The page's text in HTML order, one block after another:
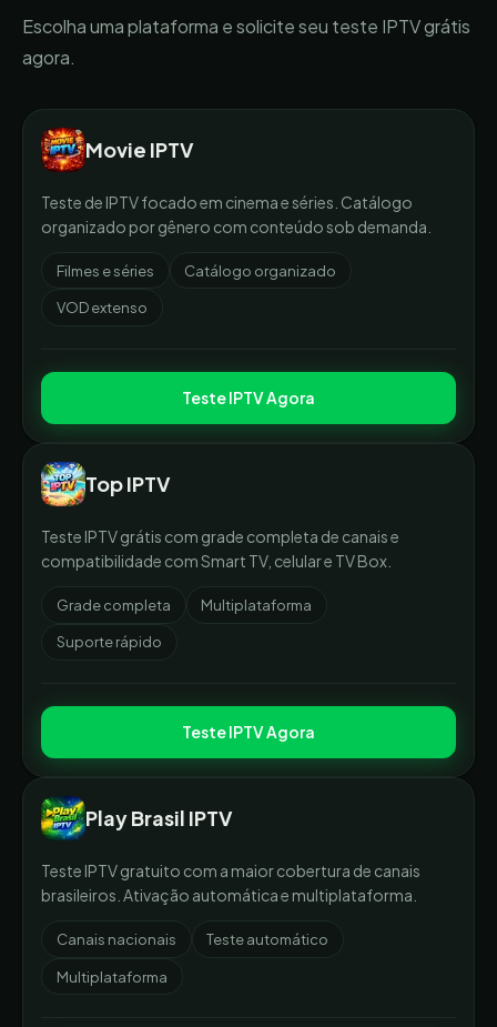
Escolha uma plataforma e solicite seu teste IPTV grátis
agora.
Movie IPTV
Teste de IPTV focado em cinema e séries. Catálogo
organizado por gênero com conteúdo sob demanda.
Filmes e séries Catálogo organizado
VOD extenso
Teste IPTV Agora
Top IPTV
Teste IPTV grátis com grade completa de canais e
compatibilidade com Smart TV, celular e TV Box.
Grade completa Multiplataforma
Suporte rápido
Teste IPTV Agora
Play Brasil IPTV
Teste IPTV gratuito com a maior cobertura de canais
brasileiros. Ativação automática e multiplataforma.
Canais nacionais Teste automático
Multiplataforma